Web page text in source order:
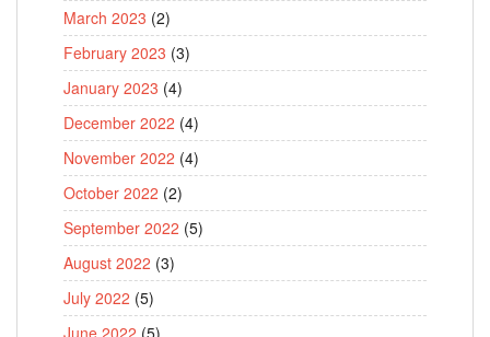
March 2023 (2)
February 2023 (3)
January 2023 (4)
December 2022 (4)
November 2022 (4)
October 2022 (2)
September 2022 (5)
August 2022 (3)
July 2022 (5)
June 2022 (5)